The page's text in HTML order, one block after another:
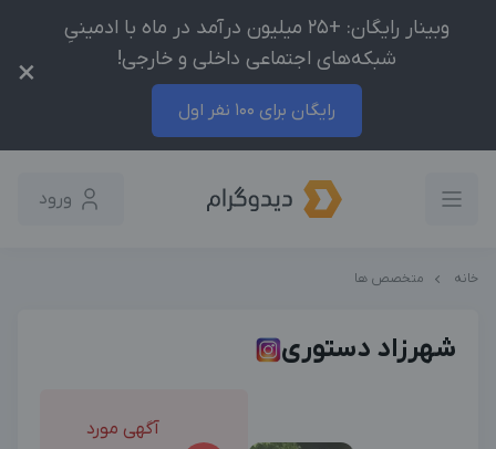
وبینار رایگان: +25 میلیون درآمد در ماه با ادمینیِ
شبکه‌های اجتماعی داخلی و خارجی!
رایگان برای 100 نفر اول
×
ورود
خانه متخصص ها
شهرزاد دستوری
آگهی مورد